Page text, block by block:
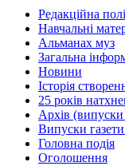
Редакційна
Навчальні
Альманах муз
Загальна
Новини
Історія
25 років
Архів (випуски
Випуски
Головна подія
Оголошення